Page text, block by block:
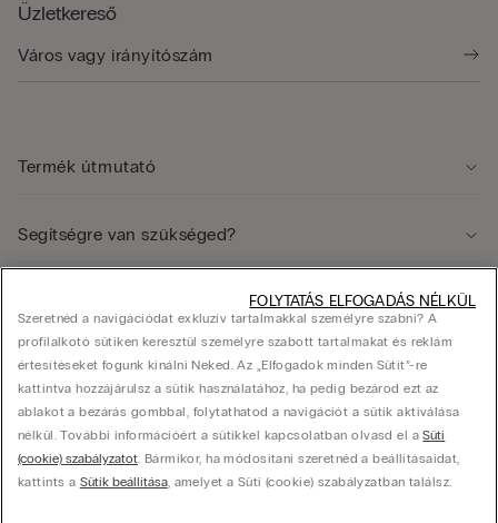
Üzletkereső
Termék útmutató
Segítségre van szükséged?
Vállalat
© Calzedonia Hungary Kft., HU-1082, Budapest, Futó utca 47-53. Adószám: 25416433-
Szeretnéd a navigációdat exkluzív tartalmakkal személyre szabni? A
profilalkotó sütiken keresztül személyre szabott tartalmakat és reklám
értesítéseket fogunk kínálni Neked. Az „Elfogadok minden Sütit”-re
kattintva hozzájárulsz a sütik használatához, ha pedig bezárod ezt az
ablakot a bezárás gombbal, folytathatod a navigációt a sütik aktiválása
nélkül. További információért a sütikkel kapcsolatban olvasd el aSüti
(cookie) szabályzatot. Bármikor, ha módosítani szeretnéd a beállításaidat,
kattints a Sütik beállítása, amelyet a Süti (cookie) szabályzatban találsz.
FOLYTATÁS ELFOGADÁS NÉLKÜL